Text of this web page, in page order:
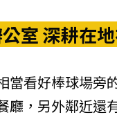
室 深耕在
當看好棒球場旁
廳，另外鄰近還